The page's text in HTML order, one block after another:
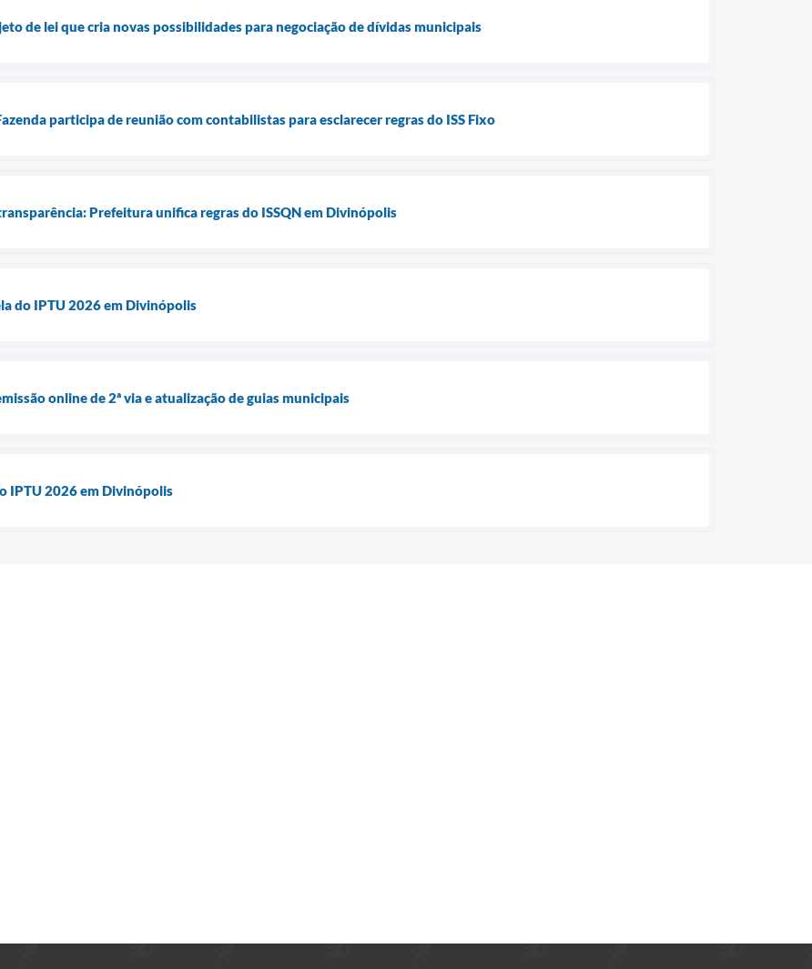
de lei que cria novas possibilidades para negociação de dívidas municipais
participa de reunião com contabilistas para esclarecer regras do ISS Fixo
Prefeitura unifica regras do ISSQN em Divinópolis
do IPTU 2026 em Divinópolis
online de 2ª via e atualização de guias municipais
IPTU 2026 em Divinópolis